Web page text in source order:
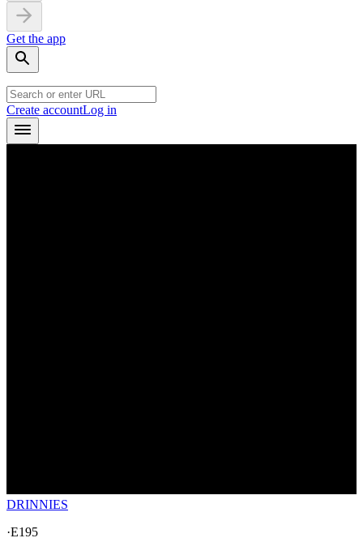
Get the app
Create accountLog in
DRINNIES
·E195